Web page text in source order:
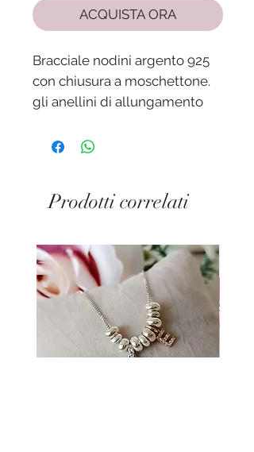
ACQUISTA ORA
Bracciale nodini argento 925
con chiusura a moschettone.
gli anellini di allungamento
circa 17 a 20/21 cm.
Prodotti correlati